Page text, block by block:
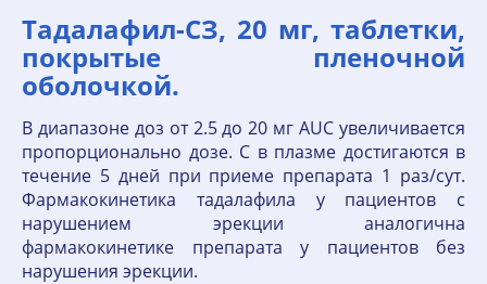
Тадалафил-СЗ, 20 мг, таблетки,
покрытые пленочной
оболочкой.
В диапазоне доз от 2.5 до 20 мг AUC увеличивается
пропорционально дозе. C в плазме достигаются в
течение 5 дней при приеме препарата 1 раз/сут.
Фармакокинетика тадалафила у пациентов с
нарушением эрекции аналогична
фармакокинетике препарата у пациентов без
нарушения эрекции.